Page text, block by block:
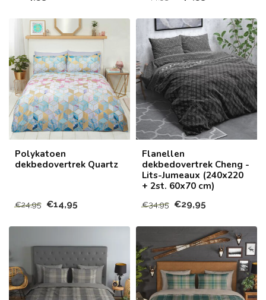
Polykatoen
dekbedovertrek Quartz
€24,95 €14,95
Flanellen
dekbedovertrek Cheng -
Lits-Jumeaux (240x220
+ 2st. 60x70 cm)
€34,95 €29,95